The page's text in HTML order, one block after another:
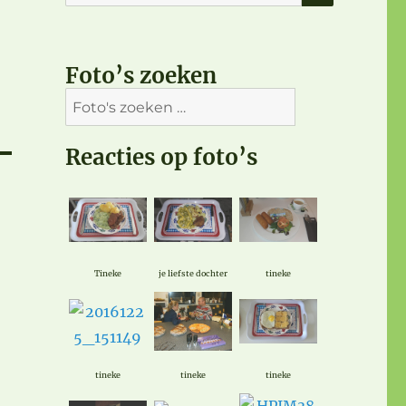
Foto’s zoeken
Reacties op foto’s
Tineke je liefste dochter tineke
tineke tineke tineke